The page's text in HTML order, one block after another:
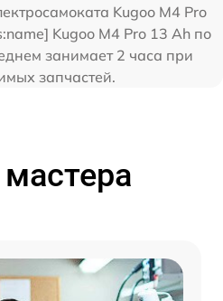
Kugoo M4 Pro
Kugoo M4 Pro 13 Ah по
занимает 2 часа при
запчастей.